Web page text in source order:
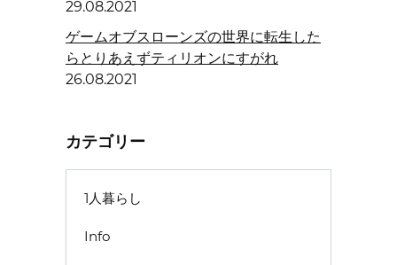
29.08.2021
ゲームオブスローンズの世界に転生した
らとりあえずティリオンにすがれ
26.08.2021
カテゴリー
1人暮らし
Info